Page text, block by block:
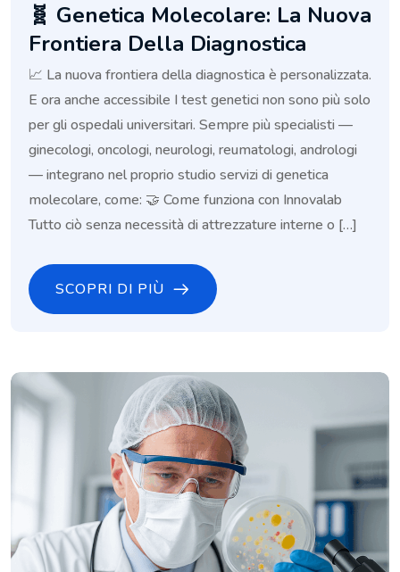
🧬 Genetica Molecolare: La Nuova
Frontiera Della Diagnostica
📈 La nuova frontiera della diagnostica è personalizzata.
E ora anche accessibile I test genetici non sono più solo
per gli ospedali universitari. Sempre più specialisti —
ginecologi, oncologi, neurologi, reumatologi, andrologi
— integrano nel proprio studio servizi di genetica
molecolare, come: 🤝 Come funziona con Innovalab
Tutto ciò senza necessità di attrezzature interne o […]
SCOPRI DI PIÙ